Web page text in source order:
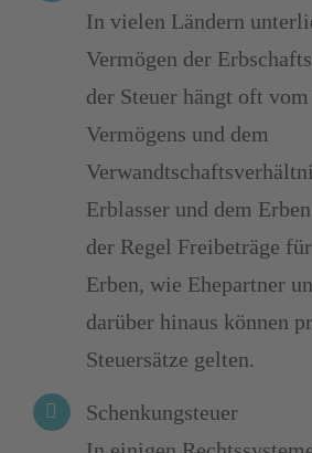
In vielen Ländern
Vermögen der
der Steuer hängt oft
Vermögens und dem
Erblasser und dem
der Regel Freibeträge
Erben, wie Ehepartner
darüber hinaus können
Steuersätze gelten.
Schenkungsteuer